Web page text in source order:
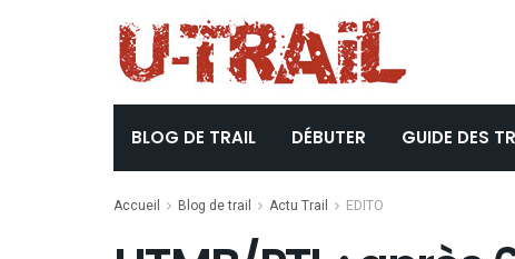
BLOG DE TRAIL DÉBUTER GUIDE DES
Accueil Blog de trail Actu Trail EDITO